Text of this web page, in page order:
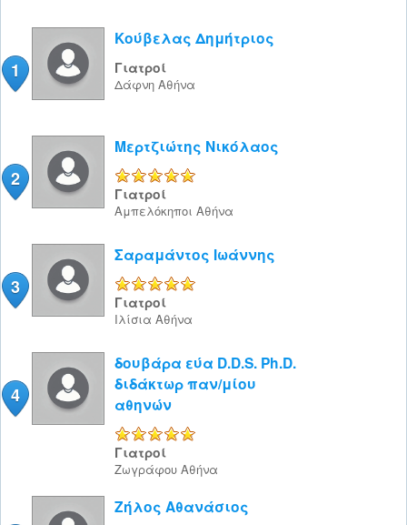
1
Κούβελας Δημήτριος
Γιατροί
Δάφνη Αθήνα
2
Μερτζιώτης Νικόλαος
Γιατροί
Αμπελόκηποι Αθήνα
3
Σαραμάντος Ιωάννης
Γιατροί
Ιλίσια Αθήνα
4
δουβάρα εύα D.D.S. Ph.D.
διδάκτωρ παν/μίου
αθηνών
Γιατροί
Ζωγράφου Αθήνα
Ζήλος Αθανάσιος